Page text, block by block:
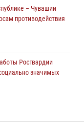
– Чувашии
противодействия
Росгвардии
значимых